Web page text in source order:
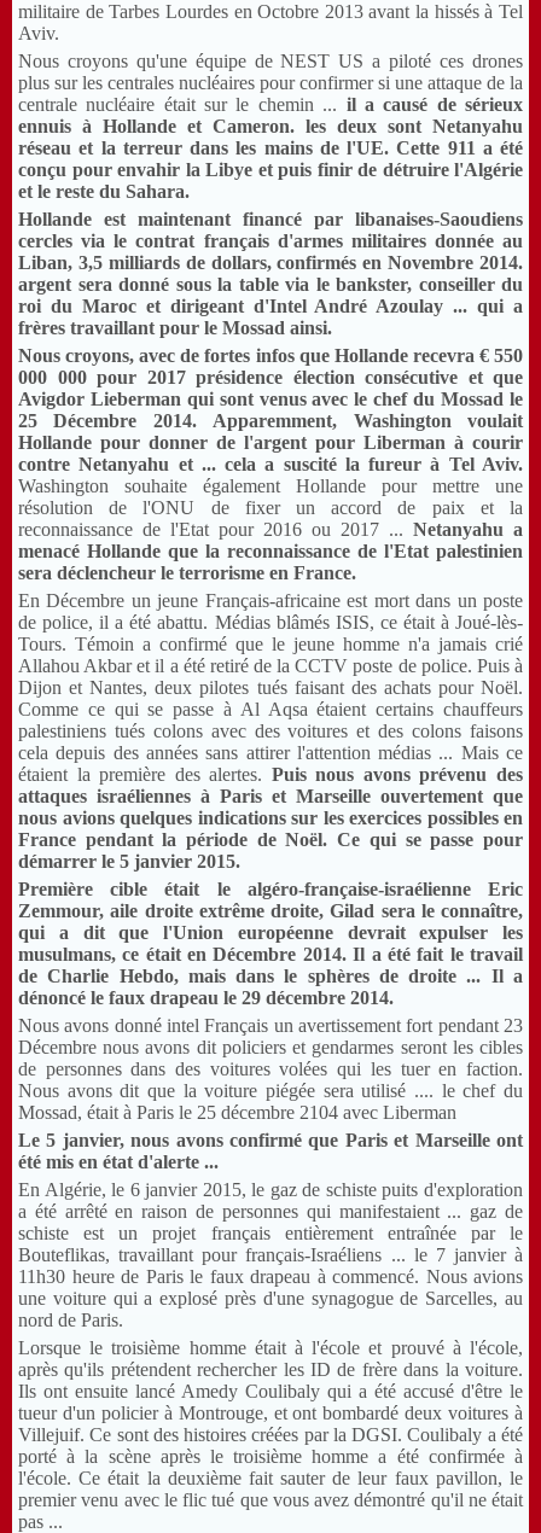
militaire de Tarbes Lourdes en Octobre 2013 avant la hissés à Tel
Aviv.
Nous croyons qu'une équipe de NEST US a piloté ces drones
plus sur les centrales nucléaires pour confirmer si une attaque de la
centrale nucléaire était sur le chemin ... il a causé de sérieux
ennuis à Hollande et Cameron. les deux sont Netanyahu
réseau et la terreur dans les mains de l'UE. Cette 911 a été
conçu pour envahir la Libye et puis finir de détruire l'Algérie
et le reste du Sahara.
Hollande est maintenant financé par libanaises-Saoudiens
cercles via le contrat français d'armes militaires donnée au
Liban, 3,5 milliards de dollars, confirmés en Novembre 2014.
argent sera donné sous la table via le bankster, conseiller du
roi du Maroc et dirigeant d'Intel André Azoulay ... qui a
frères travaillant pour le Mossad ainsi.
Nous croyons, avec de fortes infos que Hollande recevra € 550
000 000 pour 2017 présidence élection consécutive et que
Avigdor Lieberman qui sont venus avec le chef du Mossad le
25 Décembre 2014.
Apparemment, Washington voulait
Hollande pour donner de l'argent pour Liberman à courir
contre Netanyahu et ... cela a suscité la fureur à Tel Aviv.
Washington souhaite également Hollande pour mettre une
résolution de l'ONU de fixer un accord de paix et la
reconnaissance de l'Etat pour 2016 ou 2017 ... Netanyahu a
menacé Hollande que la reconnaissance de l'Etat palestinien
sera déclencheur le terrorisme en France.
En Décembre un jeune Français-africaine est mort dans un poste
de police, il a été abattu. Médias blâmés ISIS, ce était à Joué-lès-
Tours. Témoin a confirmé que le jeune homme n'a jamais crié
Allahou Akbar et il a été retiré de la CCTV poste de police. Puis à
Dijon et Nantes, deux pilotes tués faisant des achats pour Noël.
Comme ce qui se passe à Al Aqsa étaient certains chauffeurs
palestiniens tués colons avec des voitures et des colons faisons
cela depuis des années sans attirer l'attention médias ... Mais ce
étaient la première des alertes. Puis nous avons prévenu des
attaques israéliennes à Paris et Marseille ouvertement que
nous avions quelques indications sur les exercices possibles en
France pendant la période de Noël. Ce qui se passe pour
démarrer le 5 janvier 2015.
Première cible était le algéro-française-israélienne Eric
Zemmour, aile droite extrême droite, Gilad sera le connaître,
qui a dit que l'Union européenne devrait expulser les
musulmans, ce était en Décembre 2014. Il a été fait le travail
de Charlie Hebdo, mais dans le sphères de droite ... Il a
dénoncé le faux drapeau le 29 décembre 2014.
Nous avons donné intel Français un avertissement fort pendant 23
Décembre nous avons dit policiers et gendarmes seront les cibles
de personnes dans des voitures volées qui les tuer en faction.
Nous avons dit que la voiture piégée sera utilisé .... le chef du
Mossad, était à Paris le 25 décembre 2104 avec Liberman
Le 5 janvier, nous avons confirmé que Paris et Marseille ont
été mis en état d'alerte ...
En Algérie, le 6 janvier 2015, le gaz de schiste puits d'exploration
a été arrêté en raison de personnes qui manifestaient ... gaz de
schiste est un projet français entièrement entraînée par le
Bouteflikas, travaillant pour français-Israéliens ... le 7 janvier à
11h30 heure de Paris le faux drapeau à commencé. Nous avions
une voiture qui a explosé près d'une synagogue de Sarcelles, au
nord de Paris.
Lorsque le troisième homme était à l'école et prouvé à l'école,
après qu'ils prétendent rechercher les ID de frère dans la voiture.
Ils ont ensuite lancé Amedy Coulibaly qui a été accusé d'être le
tueur d'un policier à Montrouge, et ont bombardé deux voitures à
Villejuif. Ce sont des histoires créées par la DGSI. Coulibaly a été
porté à la scène après le troisième homme a été confirmée à
l'école. Ce était la deuxième fait sauter de leur faux pavillon, le
premier venu avec le flic tué que vous avez démontré qu'il ne était
pas ...